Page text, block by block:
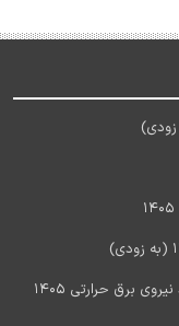
آخرین اخبار استخدام شرکت مادر تخصصی تولید نیروی برق حرارتی 1405